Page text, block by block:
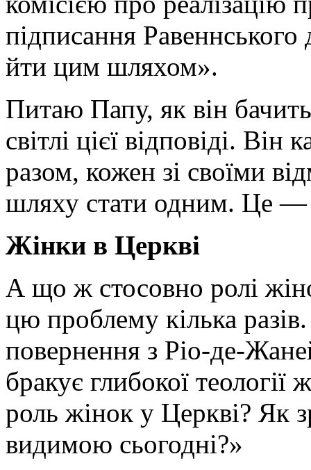
підписання
йти цим шляхом».
Питаю Папу, як він
світлі цієї відповіді.
разом, кожен зі своїми
шляху стати одним. Це —
Жінки в Церкві
А що ж стосовно ролі
цю проблему кілька
повернення з Ріо-де-
бракує глибокої
роль жінок у Церкві? Як
видимою сьогодні?»